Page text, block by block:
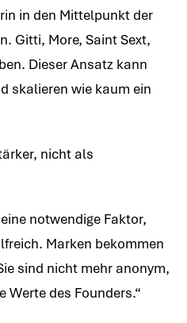
in den Mittelpunkt der
Gitti, More, Saint Sext,
Dieser Ansatz kann
skalieren wie kaum ein
nicht als
notwendige Faktor,
Marken bekommen
sind nicht mehr anonym,
Werte des Founders.“